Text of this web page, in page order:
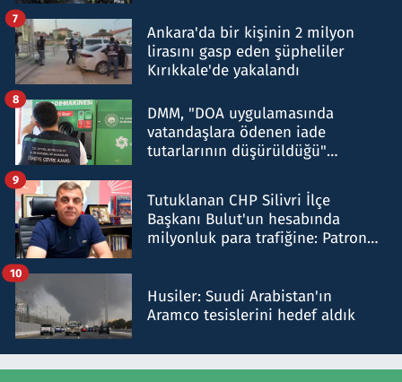
Ankara'da bir kişinin 2 milyon
lirasını gasp eden şüpheliler
Kırıkkale'de yakalandı
7
DMM, "DOA uygulamasında
vatandaşlara ödenen iade
tutarlarının düşürüldüğü"
8
Tutuklanan CHP Silivri İlçe
Başkanı Bulut'un hesabında
milyonluk para trafiğine: Patron
9
Husiler: Suudi Arabistan'ın
Aramco tesislerini hedef aldık
10